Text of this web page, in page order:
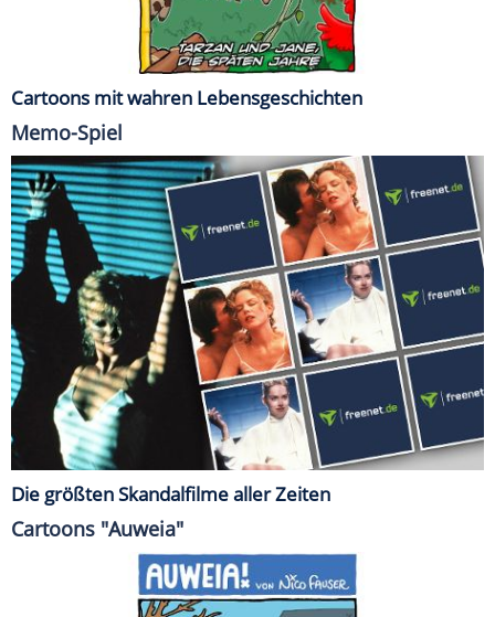
Cartoons mit wahren Lebensgeschichten
Memo-Spiel
Die größten Skandalfilme aller Zeiten
Cartoons "Auweia"